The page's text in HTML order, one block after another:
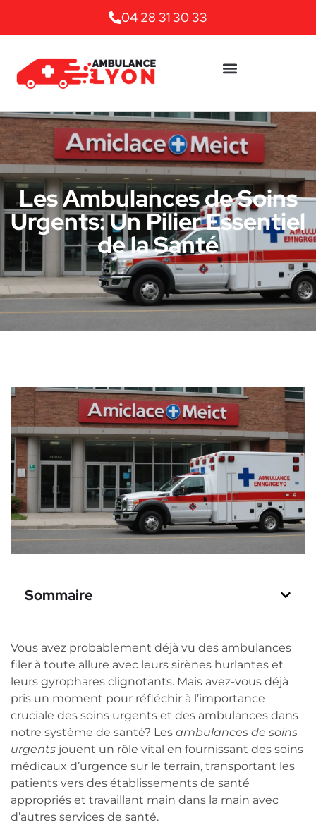
04 28 31 30 33
Les Ambulances de Soins
Urgents: Un Pilier Essentiel
de la Santé
Sommaire
Vous avez probablement déjà vu des ambulances
filer à toute allure avec leurs sirènes hurlantes et
leurs gyrophares clignotants. Mais avez-vous déjà
pris un moment pour réfléchir à l’importance
cruciale des soins urgents et des ambulances dans
notre système de santé? Les ambulances de soins
urgents jouent un rôle vital en fournissant des soins
médicaux d’urgence sur le terrain, transportant les
patients vers des établissements de santé
appropriés et travaillant main dans la main avec
d’autres services de santé.